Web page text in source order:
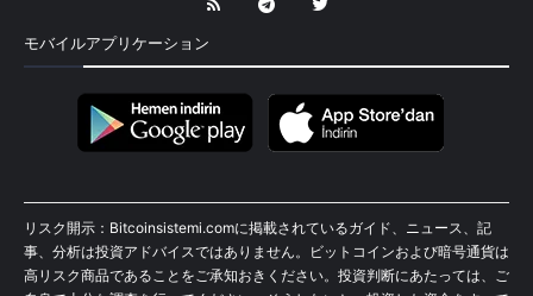
モバイルアプリケーション
リスク開示：Bitcoinsistemi.comに掲載されているガイド、ニュース、記
事、分析は投資アドバイスではありません。ビットコインおよび暗号通貨は
高リスク商品であることをご承知おきください。投資判断にあたっては、ご